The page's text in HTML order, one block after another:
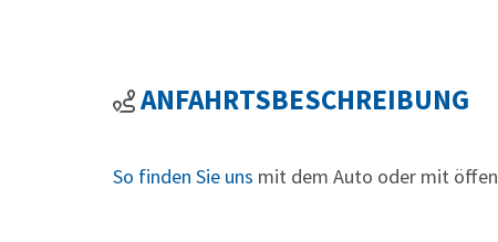
ANFAHRTSBESCHREIBUNG
So finden Sie uns mit dem Auto oder mit